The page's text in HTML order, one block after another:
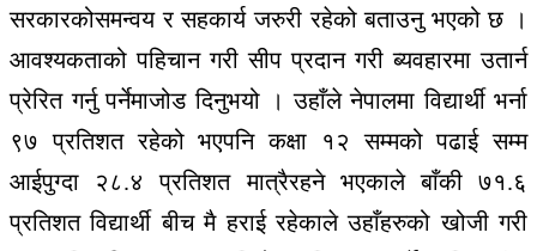
सरकारकोसमन्वय र सहकार्य जरुरी रहेको बताउनु भएको छ
।
आवश्यकताको पहिचान गरी सीप प्रदान गरी ब्यवहारमा उतार्न
प्रेरित गर्नु पर्नेमाजोड दिनुभयो । उहाँले नेपालमा विद्यार्थी भर्ना
९७ प्रतिशत रहेको भएपनि कक्षा १२ सम्मको पढाई सम्म
आईपुग्दा
२८.४ प्रतिशत मात्रैरहने भएकाले बाँकी ७१.६
प्रतिशत विद्यार्थी बीच मै हराई रहेकाले उहाँहरुको खोजी गरी